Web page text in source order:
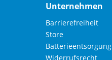
Unternehmen
Barrierefreiheit
Store
Batterieentsorgung
Widerrufsrecht